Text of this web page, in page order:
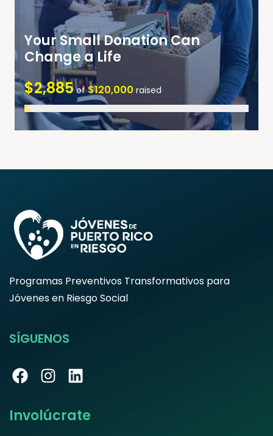
Your Small Donation Can
Change a Life
$2,885of$120,000 raised
Programas Preventivos Transformativos para
Jóvenes en Riesgo Social
SÍGUENOS
Involúcrate